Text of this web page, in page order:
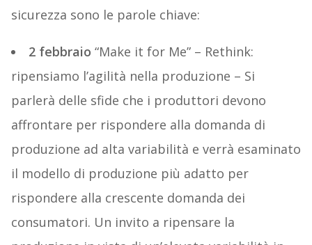
sicurezza sono le parole chiave:
2 febbraio “Make it for Me” – Rethink:
ripensiamo l’agilità nella produzione – Si
parlerà delle sfide che i produttori devono
affrontare per rispondere alla domanda di
produzione ad alta variabilità e verrà esaminato
il modello di produzione più adatto per
rispondere alla crescente domanda dei
consumatori. Un invito a ripensare la